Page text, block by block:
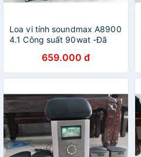
Loa vi tính soundmax A8900
4.1 Công suất 90wat -Đã
jack 3.5 loại tốt
659.000 đ